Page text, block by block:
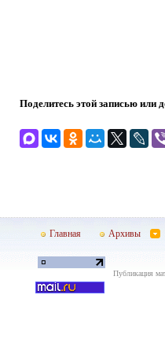
Поделитесь этой записью или
Главная Архивы
Публикация